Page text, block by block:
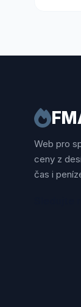
Web pro
ceny z
čas i